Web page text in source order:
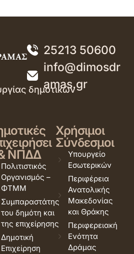
25213 50600
info@dimosdr
amas.gr
δημοτικών
ΝΠΔΔ
Πολιτιστικός
Οργανισμός –
ΦΤΜΜ
Συμπαραστάτης
του δημότη και
της επιχείρησης
Δημοτική
Επιχείρηση
Χρήσιμοι
Σύνδεσμοι
Υπουργείο
Εσωτερικών
Περιφέρεια
Ανατολικής
Μακεδονίας
και Θράκης
Περιφερειακή
Ενότητα
Δράμας